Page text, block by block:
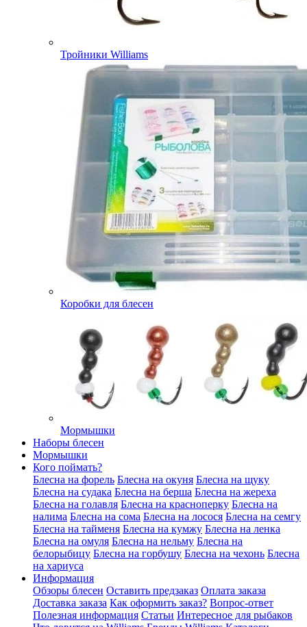
Тройники Williams
Коробки для блесен
Мормышки
Наборы блесен
Мормышки
Кого поймать?
Блесна на форель Блесна на окуня Блесна на щуку
Блесна на судака Блесна на берша Блесна на жереха
Блесна на голавля Блесна на красноперку Блесна на
налима Блесна на сома Блесна на лосося Блесна на семгу
Блесна на тайменя Блесна на кумжу Блесна на ленка
Блесна на омуля Блесна на нельму Блесна на
белорыбицу Блесна на горбушу Блесна на чехонь Блесна
на хариуса
Информация
Обзоры блесен Оставить предзаказ Оплата заказа
Доставка заказа Как оформить заказ? Вопрос-ответ
Полезная информация Статьи Интересное для рыбаков